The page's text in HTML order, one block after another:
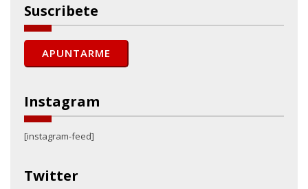
Suscribete
Instagram
[instagram-feed]
Twitter